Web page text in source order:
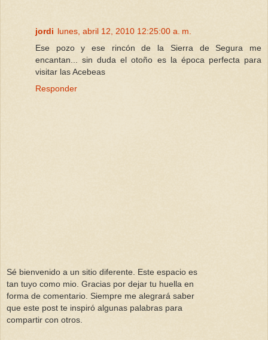
jordi lunes, abril 12, 2010 12:25:00 a. m.
Ese pozo y ese rincón de la Sierra de Segura me
encantan... sin duda el otoño es la época perfecta para
visitar las Acebeas
Responder
Sé bienvenido a un sitio diferente. Este espacio es
tan tuyo como mio. Gracias por dejar tu huella en
forma de comentario. Siempre me alegrará saber
que este post te inspiró algunas palabras para
compartir con otros.